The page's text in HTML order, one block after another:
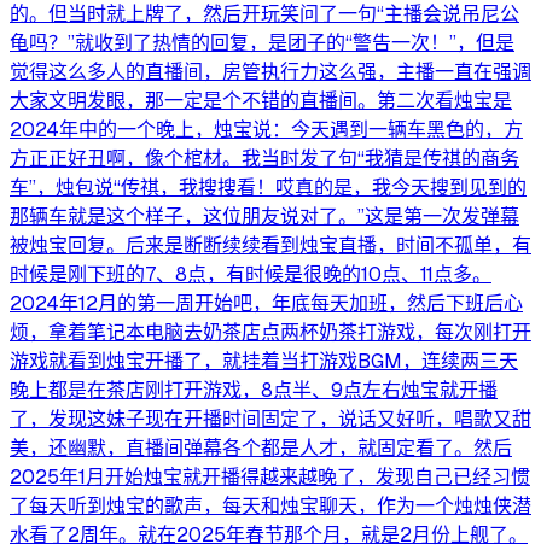
的。但当时就上牌了，然后开玩笑问了一句“主播会说吊尼公
龟吗？”就收到了热情的回复，是团子的“警告一次！”，但是
觉得这么多人的直播间，房管执行力这么强，主播一直在强调
大家文明发眼，那一定是个不错的直播间。第二次看烛宝是
2024年中的一个晚上，烛宝说：今天遇到一辆车黑色的，方
方正正好丑啊，像个棺材。我当时发了句“我猜是传祺的商务
车”，烛包说“传祺，我搜搜看！哎真的是，我今天搜到见到的
那辆车就是这个样子，这位朋友说对了。”这是第一次发弹幕
被烛宝回复。后来是断断续续看到烛宝直播，时间不孤单，有
时候是刚下班的7、8点，有时候是很晚的10点、11点多。
2024年12月的第一周开始吧，年底每天加班，然后下班后心
烦，拿着笔记本电脑去奶茶店点两杯奶茶打游戏，每次刚打开
游戏就看到烛宝开播了，就挂着当打游戏BGM，连续两三天
晚上都是在茶店刚打开游戏，8点半、9点左右烛宝就开播
了，发现这妹子现在开播时间固定了，说话又好听，唱歌又甜
美，还幽默，直播间弹幕各个都是人才，就固定看了。然后
2025年1月开始烛宝就开播得越来越晚了，发现自己已经习惯
了每天听到烛宝的歌声，每天和烛宝聊天，作为一个烛烛侠潜
水看了2周年。就在2025年春节那个月，就是2月份上舰了。